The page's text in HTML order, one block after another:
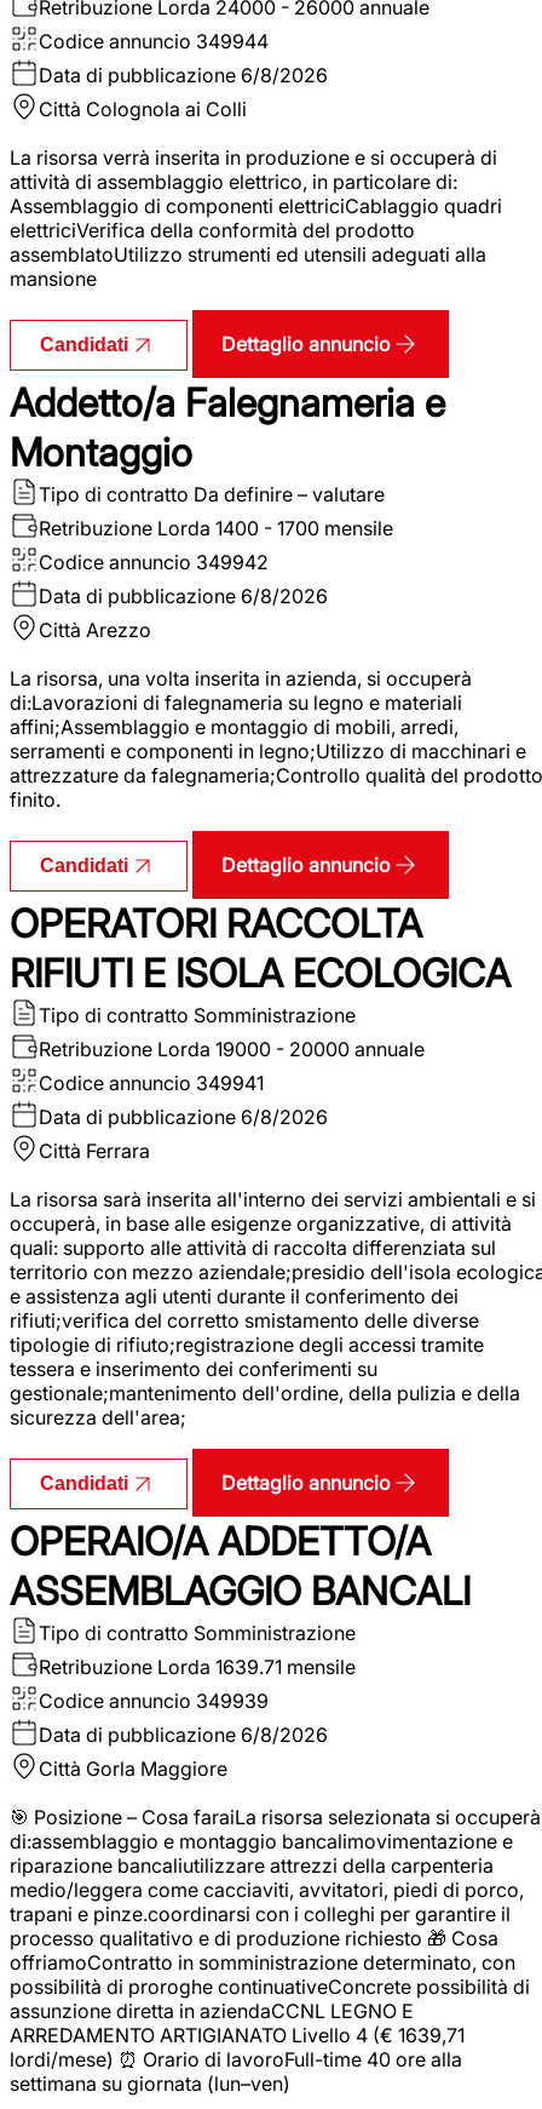
Retribuzione Lorda 24000 - 26000 annuale
Codice annuncio 349944
Data di pubblicazione 6/8/2026
Città Colognola ai Colli
La risorsa verrà inserita in produzione e si occuperà di
attività di assemblaggio elettrico, in particolare di:
Assemblaggio di componenti elettriciCablaggio quadri
elettriciVerifica della conformità del prodotto
assemblatoUtilizzo strumenti ed utensili adeguati alla
mansione
Candidati Dettaglio annuncio
Addetto/a Falegnameria e
Montaggio
Tipo di contratto Da definire – valutare
Retribuzione Lorda 1400 - 1700 mensile
Codice annuncio 349942
Data di pubblicazione 6/8/2026
Città Arezzo
La risorsa, una volta inserita in azienda, si occuperà
di:Lavorazioni di falegnameria su legno e materiali
affini;Assemblaggio e montaggio di mobili, arredi,
serramenti e componenti in legno;Utilizzo di macchinari e
attrezzature da falegnameria;Controllo qualità del prodotto
finito.
Candidati Dettaglio annuncio
OPERATORI RACCOLTA
RIFIUTI E ISOLA ECOLOGICA
Tipo di contratto Somministrazione
Retribuzione Lorda 19000 - 20000 annuale
Codice annuncio 349941
Data di pubblicazione 6/8/2026
Città Ferrara
La risorsa sarà inserita all'interno dei servizi ambientali e si
occuperà, in base alle esigenze organizzative, di attività
quali: supporto alle attività di raccolta differenziata sul
territorio con mezzo aziendale;presidio dell'isola
e assistenza agli utenti durante il conferimento dei
rifiuti;verifica del corretto smistamento delle diverse
tipologie di rifiuto;registrazione degli accessi tramite
tessera e inserimento dei conferimenti su
gestionale;mantenimento dell'ordine, della pulizia e della
sicurezza dell'area;
Candidati Dettaglio annuncio
OPERAIO/A ADDETTO/A
ASSEMBLAGGIO BANCALI
Tipo di contratto Somministrazione
Retribuzione Lorda 1639.71 mensile
Codice annuncio 349939
Data di pubblicazione 6/8/2026
Città Gorla Maggiore
🎯 Posizione – Cosa faraiLa risorsa selezionata si occuperà
di:assemblaggio e montaggio bancalimovimentazione e
riparazione bancaliutilizzare attrezzi della carpenteria
medio/leggera come cacciaviti, avvitatori, piedi di porco,
trapani e pinze.coordinarsi con i colleghi per garantire il
processo qualitativo e di produzione richiesto 🎁 Cosa
offriamoContratto in somministrazione determinato, con
possibilità di proroghe continuativeConcrete possibilità di
assunzione diretta in aziendaCCNL LEGNO E
ARREDAMENTO ARTIGIANATO Livello 4 (€ 1639,71
lordi/mese) ⏰ Orario di lavoroFull-time 40 ore alla
settimana su giornata (lun–ven)